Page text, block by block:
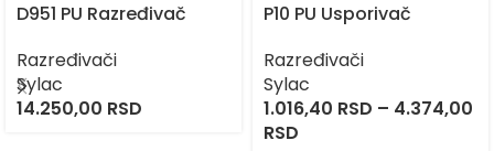
D951 PU Razređivač
Razređivači
Sylac
14.250,00 RSD
P10 PU Usporivač
Razređivači
Sylac
1.016,40 RSD – 4.374,00
RSD